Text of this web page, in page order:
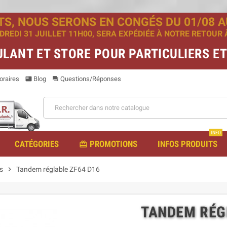
NOUS SERONS EN CONGÉS DU 01/08
31 JUILLET 11H00, SERA EXPÉDIÉE À NOTRE
ET STORE POUR PARTICULIERS
featured_play_list Blog question_answer Questions/Réponses
CATÉGORIES redeem PROMOTIONS INFOS PRODUITS
INFO
chevron_right Tandem réglable ZF64 D16
TANDEM